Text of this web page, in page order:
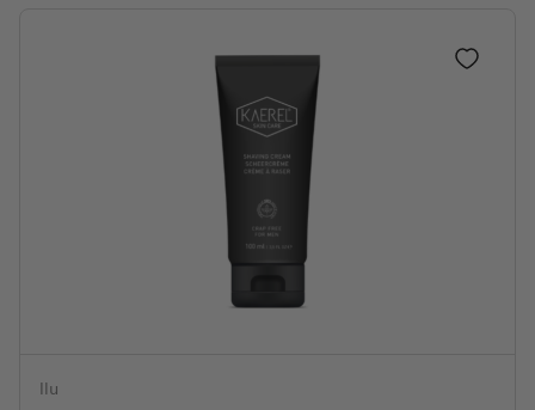
Lisa
Ilu